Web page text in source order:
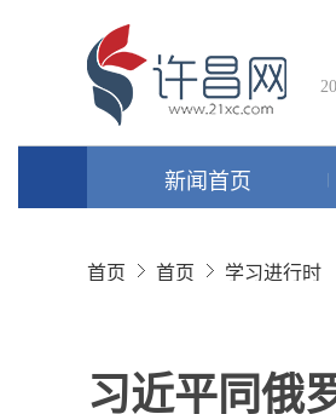
新闻首页
首页 首页 学习进行时
习近平同俄